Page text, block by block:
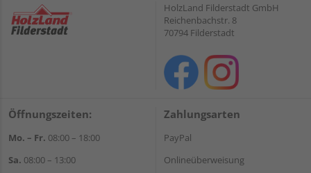
HolzLand Filderstadt GmbH
Reichenbachstr. 8
70794 Filderstadt
Öffnungszeiten:
Mo. – Fr. 08:00 – 18:00
Sa. 08:00 – 13:00
Zahlungsarten
PayPal
Onlineüberweisung